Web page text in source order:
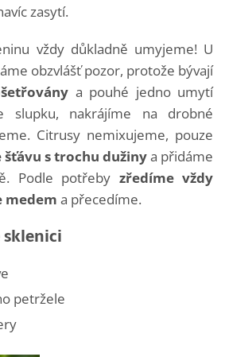
zasytí.
vždy důkladně umyjeme! U
obzvlášť pozor, protože bývají
a pouhé jedno umytí
slupku, nakrájíme na drobné
Citrusy nemixujeme, pouze
s trochu dužinya přidáme
Podle potřeby zředíme vždy
medem a přecedíme.
sklenici
petržele